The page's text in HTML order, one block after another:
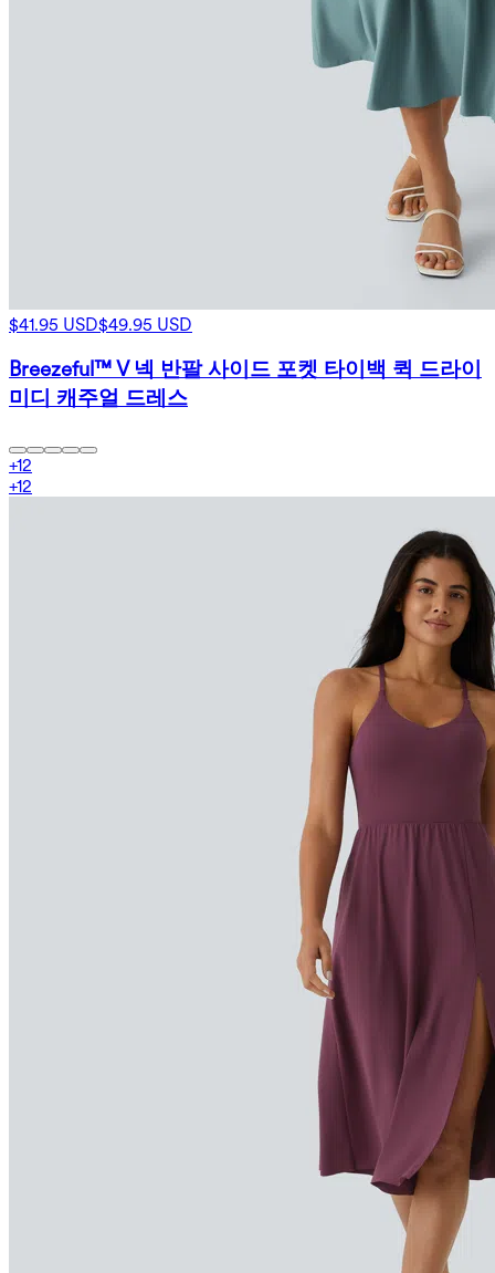
$41.95 USD$49.95 USD
Breezeful™ V 넥 반팔 사이드 포켓 타이백 퀵 드라이
미디 캐주얼 드레스
+12
+12